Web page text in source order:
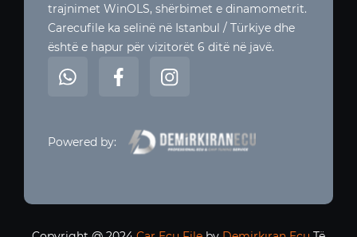
trajnimet WinOLS, shërbimet e dinamometrit.
Carecufile ka selinë në Istanbul / Türkiye dhe
është e hapur për vizitorët 6 ditë në javë.
Powered by: